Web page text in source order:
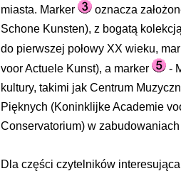
miasta. Marker
oznacza
Schone Kunsten), z bogatą
do pierwszej połowy XX wieku,
voor Actuele Kunst), a marker
-
kultury, takimi jak Centrum
Pięknych (Koninklijke Academie
Conservatorium) w
Dla części czytelników